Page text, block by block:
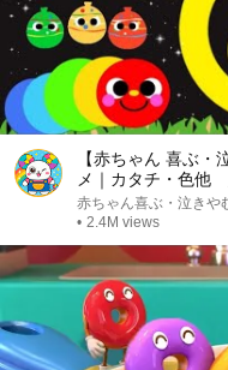
【赤ちゃん 喜ぶ
メ｜カタチ・色他
Sensory（みてて☆
赤ちゃん喜ぶ・泣き
• 2.4M views